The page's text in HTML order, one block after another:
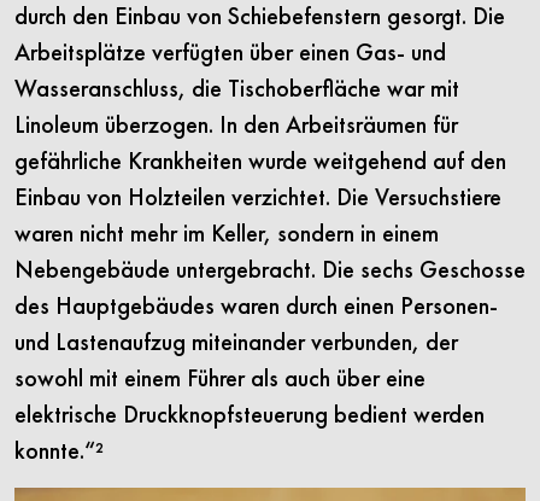
durch den Einbau von Schiebefenstern gesorgt. Die
Arbeitsplätze verfügten über einen Gas- und
Wasseranschluss, die Tischoberfläche war mit
Linoleum überzogen. In den Arbeitsräumen für
gefährliche Krankheiten wurde weitgehend auf den
Einbau von Holzteilen verzichtet. Die Versuchstiere
waren nicht mehr im Keller, sondern in einem
Nebengebäude untergebracht. Die sechs Geschosse
des Hauptgebäudes waren durch einen Personen-
und Lastenaufzug miteinander verbunden, der
sowohl mit einem Führer als auch über eine
elektrische Druckknopfsteuerung bedient werden
konnte.“²